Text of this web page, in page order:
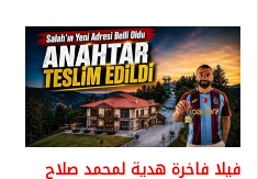
فيلا فاخرة هدية لمحمد صلاح